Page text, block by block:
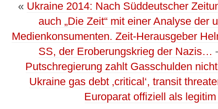
« Ukraine 2014: Nach Süddeutscher
auch „Die Zeit“ mit einer Analyse der
Medienkonsumenten. Zeit-Herausgeber
SS, der Eroberungskrieg der Nazis…
Putschregierung zahlt Gasschulden
Ukraine gas debt ‚critical‘, transit
Europarat offiziell als